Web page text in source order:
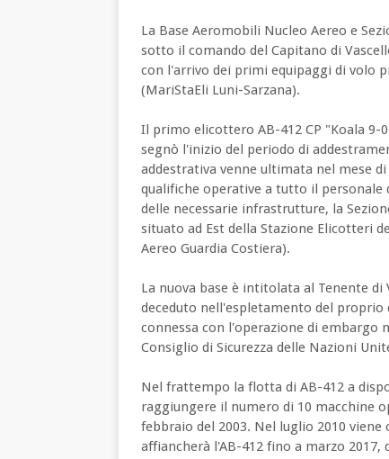
La Base Aeromobili Nucleo Aereo e
sotto il comando del Capitano di
con l'arrivo dei primi equipaggi di volo
(MariStaEli Luni-Sarzana).
Il primo elicottero AB-412 CP "Koala 9-
segnò l'inizio del periodo di
addestrativa venne ultimata nel mese
qualifiche operative a tutto il personale
delle necessarie infrastrutture, la
situato ad Est della Stazione Elicotteri
Aereo Guardia Costiera).
La nuova base è intitolata al Tenente di
deceduto nell'espletamento del proprio
connessa con l'operazione di embargo
Consiglio di Sicurezza delle Nazioni
Nel frattempo la flotta di AB-412 a
raggiungere il numero di 10 macchine
febbraio del 2003. Nel luglio 2010
affiancherà l'AB-412 fino a marzo